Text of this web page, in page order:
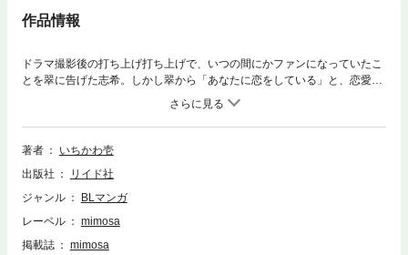
作品情報
ドラマ撮影後の打ち上げ打ち上げで、いつの間にかファンになっていたこ
とを翠に告げた志希。しかし翠から「あなたに恋をしている」と、恋愛と
しての好きを伝えられた。戸惑う志希だったが、自分が抱いている感情も
「恋」であることに気づく。アイドルと俳優、誰にも言えない関係になっ
た二人はなかなか会えず──恋人編、スタート！ ※本電子書籍は『mimos
a vol.24』収録の「スピンオフで会いましょう 第六話」と同じ内容です。
著者
いちかわ壱
出版社
リイド社
ジャンル
BLマンガ
レーベル
mimosa
掲載誌
mimosa